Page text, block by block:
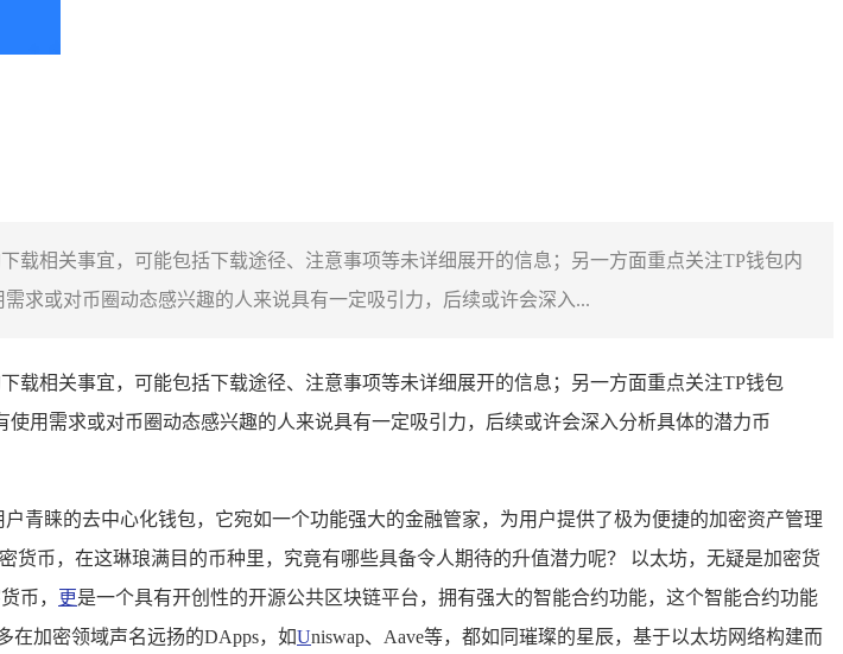
载相关事宜，可能包括下载途径、注意事项等未详细展开的信息；另一方面重点关注TP钱包内
求或对币圈动态感兴趣的人来说具有一定吸引力，后续或许会深入...
载相关事宜，可能包括下载途径、注意事项等未详细展开的信息；另一方面重点关注TP钱包
用需求或对币圈动态感兴趣的人来说具有一定吸引力，后续或许会深入分析具体的潜力币
青睐的去中心化钱包，它宛如一个功能强大的金融管家，为用户提供了极为便捷的加密资产管理
币，在这琳琅满目的币种里，究竟有哪些具备令人期待的升值潜力呢？ 以太坊，无疑是加密货
币，
更是一个具有开创性的开源公共区块链平台，拥有强大的智能合约功能，这个智能合约功能
在加密领域声名远扬的DApps，如Uniswap、Aave等，都如同璀璨的星辰，基于以太坊网络构建而